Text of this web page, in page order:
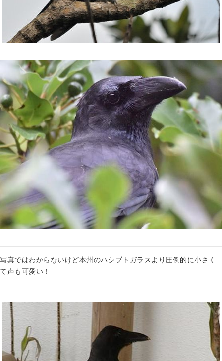
写真ではわからないけど本州のハシブトガラスより圧倒的に小さく
て声も可愛い！